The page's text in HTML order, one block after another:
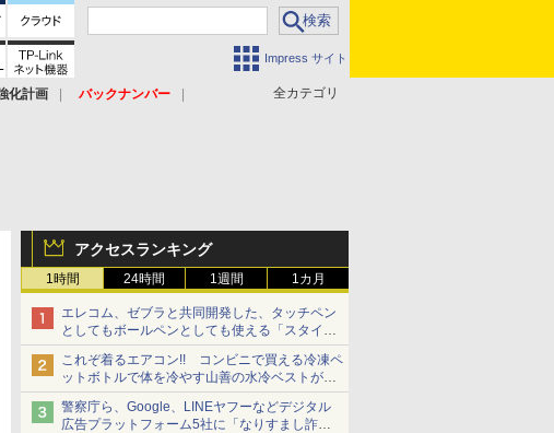
Impress サイト
全カテゴリ
化計画
バックナンバー
アクセスランキング
1時間 24時間 1週間 1カ月
エレコム、ゼブラと共同開発した、タッチペン
としてもボールペンとしても使える「スタイラ
スツーウェイ」発売 iPadにも紙にも、持ち替
えずに書き込める
これぞ着るエアコン!! コンビニで買える冷凍ペ
ットボトルで体を冷やす山善の水冷ベストがロ
ードバイクにちょうどいい【ぼっち・ざ・ろー
ど！その14】【空いた時間でなにしてる？】
警察庁ら、Google、LINEヤフーなどデジタル
広告プラットフォーム5社に「なりすまし詐欺